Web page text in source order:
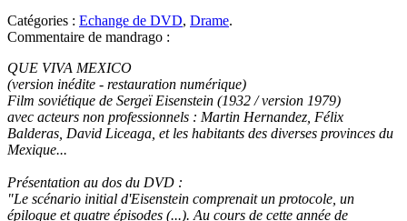
Catégories : Echange de DVD, Drame.
Commentaire de mandrago :
QUE VIVA MEXICO
(version inédite - restauration numérique)
Film soviétique de Sergeï Eisenstein (1932 / version 1979)
avec acteurs non professionnels : Martin Hernandez, Félix
Balderas, David Liceaga, et les habitants des diverses provinces du
Mexique...
Présentation au dos du DVD :
"Le scénario initial d'Eisenstein comprenait un protocole, un
épilogue et quatre épisodes (...). Au cours de cette année de